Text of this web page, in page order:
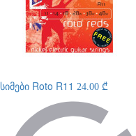
სიმები Roto R11 24.00 ₾